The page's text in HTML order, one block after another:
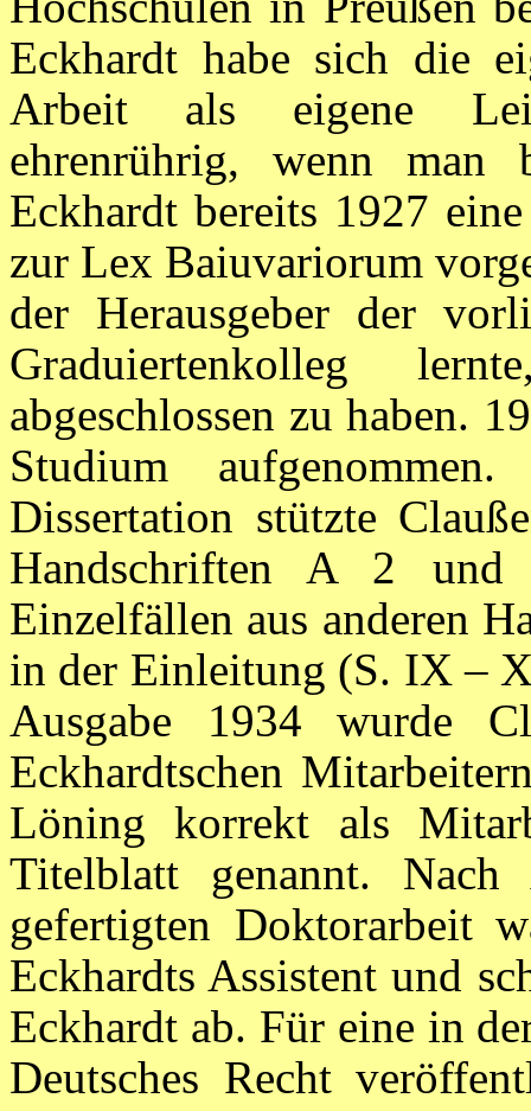
Eckhardt habe sich die
Arbeit als eigene
ehrenrührig, wenn man
Eckhardt bereits 1927
zur Lex Baiuvariorum
der Herausgeber der
Graduiertenkolleg
abgeschlossen zu haben.
Studium
Dissertation stützte
Handschriften A 2
Einzelfällen aus anderen
in der Einleitung (S. IX –
Ausgabe 1934 wurde
Eckhardtschen
Löning korrekt als
Titelblatt genannt. Nach
gefertigten Doktorarbeit
Eckhardts Assistent und
Eckhardt ab. Für eine in
Deutsches Recht